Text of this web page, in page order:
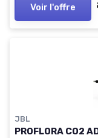
Voir l'offre
JBL
PROFLORA CO2